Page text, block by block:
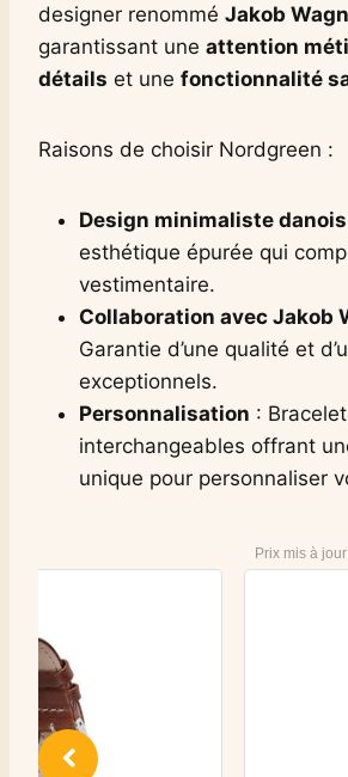
designer renommé Jakob
garantissant une attention
détails et une fonctionnalité
Raisons de choisir Nordgreen :
Design minimaliste danois
esthétique épurée qui
vestimentaire.
Collaboration avec Jakob
Garantie d’une qualité et
exceptionnels.
Personnalisation :
interchangeables offrant
unique pour personnaliser